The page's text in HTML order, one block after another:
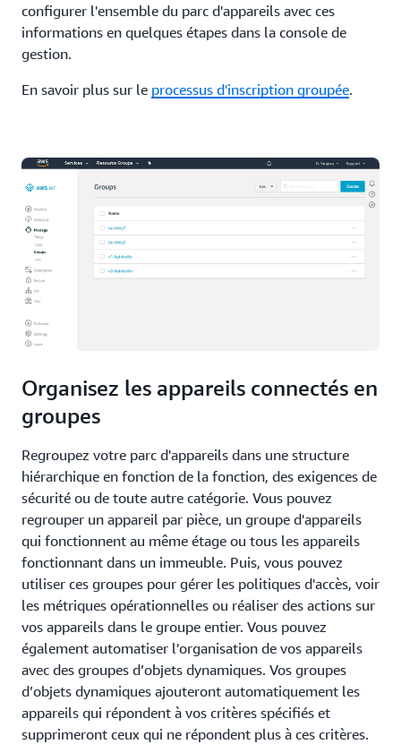
configurer l'ensemble du parc d'appareils avec ces
informations en quelques étapes dans la console de
gestion.
En savoir plus sur le processus d'inscription groupée.
Organisez les appareils connectés en
groupes
Regroupez votre parc d'appareils dans une structure
hiérarchique en fonction de la fonction, des exigences de
sécurité ou de toute autre catégorie. Vous pouvez
regrouper un appareil par pièce, un groupe d'appareils
qui fonctionnent au même étage ou tous les appareils
fonctionnant dans un immeuble. Puis, vous pouvez
utiliser ces groupes pour gérer les politiques d'accès, voir
les métriques opérationnelles ou réaliser des actions sur
vos appareils dans le groupe entier. Vous pouvez
également automatiser l'organisation de vos appareils
avec des groupes d’objets dynamiques. Vos groupes
d’objets dynamiques ajouteront automatiquement les
appareils qui répondent à vos critères spécifiés et
supprimeront ceux qui ne répondent plus à ces critères.